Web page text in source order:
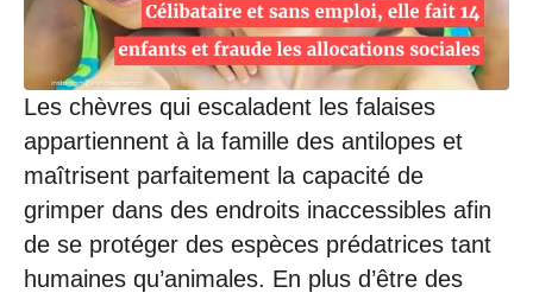
7
/
2
0
2
à
0
:
3
Les chèvres qui escaladent les falaises
appartiennent à la famille des antilopes et
maîtrisent parfaitement la capacité de
grimper dans des endroits inaccessibles afin
de se protéger des espèces prédatrices tant
humaines qu’animales. En plus d’être des